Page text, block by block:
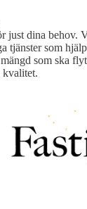
dina behov.
tjänster som
som ska
kvalitet.